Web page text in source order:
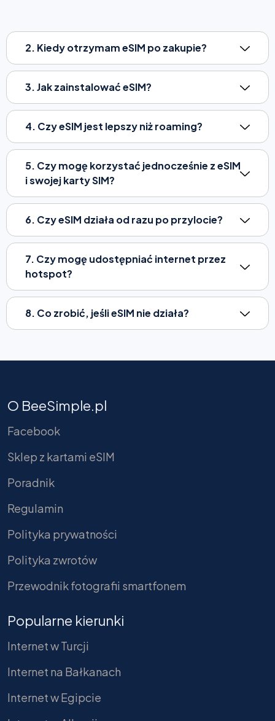
2. Kiedy otrzymam eSIM po zakupie?
3. Jak zainstalować eSIM?
4. Czy eSIM jest lepszy niż roaming?
5. Czy mogę korzystać jednocześnie z eSIM
i swojej karty SIM?
6. Czy eSIM działa od razu po przylocie?
7. Czy mogę udostępniać internet przez
hotspot?
8. Co zrobić, jeśli eSIM nie działa?
O BeeSimple.pl
Facebook
Sklep z kartami eSIM
Poradnik
Regulamin
Polityka prywatności
Polityka zwrotów
Przewodnik fotografii smartfonem
Popularne kierunki
Internet w Turcji
Internet na Bałkanach
Internet w Egipcie